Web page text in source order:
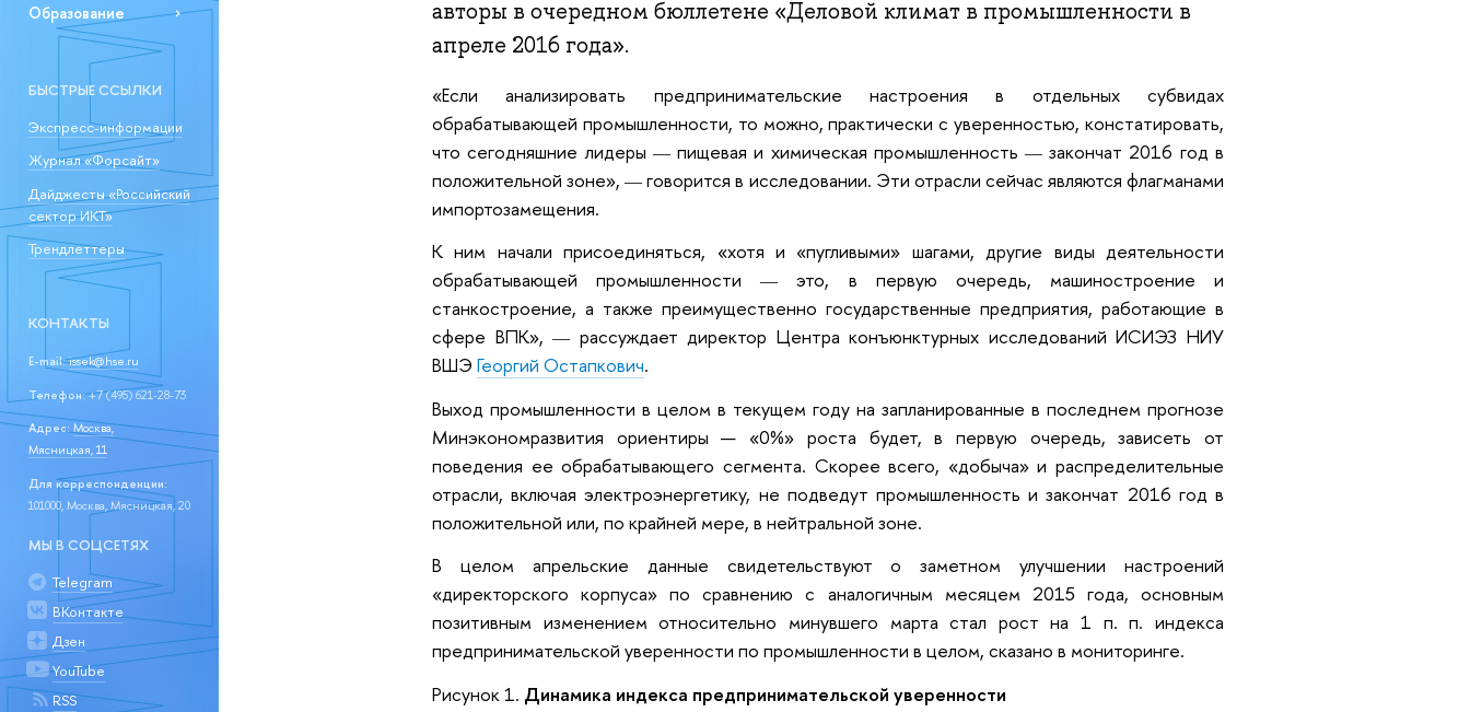
Образование
БЫСТРЫЕ ССЫЛКИ
Экспресс-информации
Журнал «Форсайт»
Дайджесты «Российский
сектор ИКТ»
Трендлеттеры
КОНТАКТЫ
E-mail:issek@hse.ru
Телефон:+7 (495) 621-28-73
Адрес: Москва,
Мясницкая, 11
Для корреспонденции:
101000, Москва, Мясницкая, 20
МЫ В СОЦСЕТЯХ
Telegram
ВКонтакте
Дзен
YouTube
RSS
авторы в очередном бюллетене «Деловой климат в промышленности в
апреле 2016 года».
«Если анализировать предпринимательские настроения в отдельных субвидах
обрабатывающей промышленности, то можно, практически с уверенностью, констатировать,
что сегодняшние лидеры —пищевая и химическая промышленность —закончат 2016 год в
положительной зоне»,— говорится в исследовании. Эти отрасли сейчас являются флагманами
импортозамещения.
К ним начали присоединяться, «хотя и «пугливыми» шагами, другие виды деятельности
обрабатывающей промышленности—
это, в первую очередь, машиностроение и
станкостроение, а также преимущественно государственные предприятия, работающие в
сфере ВПК»,— рассуждает директор Центра конъюнктурных исследований ИСИЭЗ НИУ
ВШЭГеоргий Остапкович.
Выход промышленности в целом в текущем году на запланированные в последнем прогнозе
Минэкономразвития ориентиры— «0%» роста будет, в первую очередь, зависеть от
поведения ее обрабатывающего сегмента. Скорее всего, «добыча» и распределительные
отрасли, включая электроэнергетику, не подведут промышленность и закончат 2016 год в
положительной или, по крайней мере, в нейтральной зоне.
В целом апрельские данные свидетельствуют о заметном улучшении настроений
«директорского корпуса» по сравнению с аналогичным месяцем 2015 года, основным
позитивным изменением относительно минувшего марта стал рост на 1 п. п. индекса
предпринимательской уверенности по промышленности в целом, сказано в мониторинге.
Рисунок 1. Динамика индекса предпринимательской уверенности